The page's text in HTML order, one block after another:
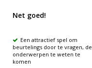
Net goed!
Een attractief spel om
beurtelings door te vragen, de
onderwerpen te weten te
komen